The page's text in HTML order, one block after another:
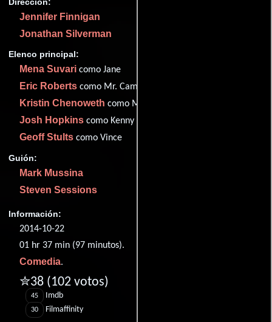
Jennifer Finnigan
Jonathan Silverman
Elenco principal:
Mena Suvari como Jane
Eric Roberts como Mr. Campbell
Kristin Chenoweth como Mrs. Kemp
Josh Hopkins como Kenny
Geoff Stults como Vince
Guión:
Mark Mussina
Steven Sessions
Información:
2014-10-22
01 hr 37 min (97 minutos).
Comedia.
✮38 (102 votos)
45 Imdb
30 Filmaffinity